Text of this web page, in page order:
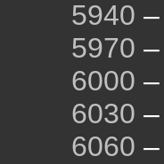
5940 –
5970 –
6000 –
6030 –
6060 –